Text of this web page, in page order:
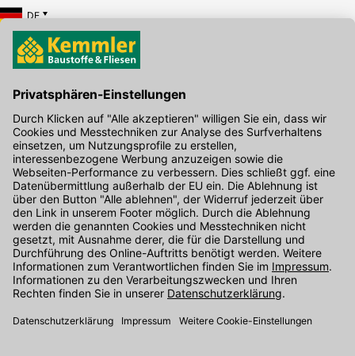
DE
Hier gibt's die kostenlose App
Kontakt
Unser Onlineshop Team ist montags bis freitags von 08:00 - 17:00
Uhr unter der Telefonnummer07071 / 151-151für Sie erreichbar.
Alternativ können Sie unser Kontaktformular nutzen.
Den Kontakt direkt in unsere Niederlassungen finden Sie